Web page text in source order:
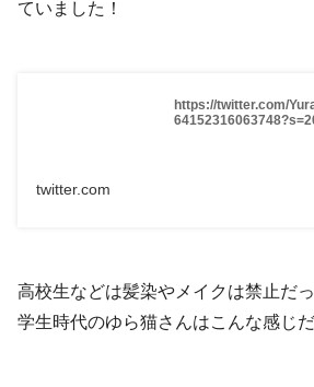
ていました！
https://twitter.com/
twitter.com
高校生などは髪染やメイクは禁止だ
学生時代のゆら猫さんはこんな感じ